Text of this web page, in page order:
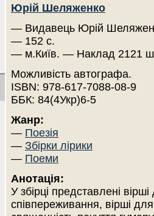
Юрій Шеляженко
— Видавець Юрій
— 152 с.
— м.Київ. — Наклад 2121
Можливість автографа.
ISBN: 978-617-7088-08-9
ББК: 84(4Укр)6-5
Жанр:
— Поезія
— Збірки лірики
— Поеми
Анотація:
У збірці представлені
співпереживання, вірші